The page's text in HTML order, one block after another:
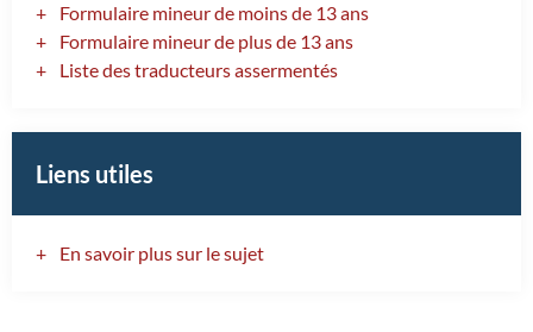
Formulaire mineur de moins de 13 ans
Formulaire mineur de plus de 13 ans
Liste des traducteurs assermentés
Liens utiles
En savoir plus sur le sujet